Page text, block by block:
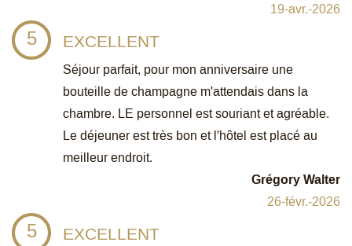
19-avr.-2026
5 EXCELLENT
Séjour parfait, pour mon anniversaire une
bouteille de champagne m'attendais dans la
chambre. LE personnel est souriant et agréable.
Le déjeuner est très bon et l'hôtel est placé au
meilleur endroit.
Grégory Walter
26-févr.-2026
5 EXCELLENT